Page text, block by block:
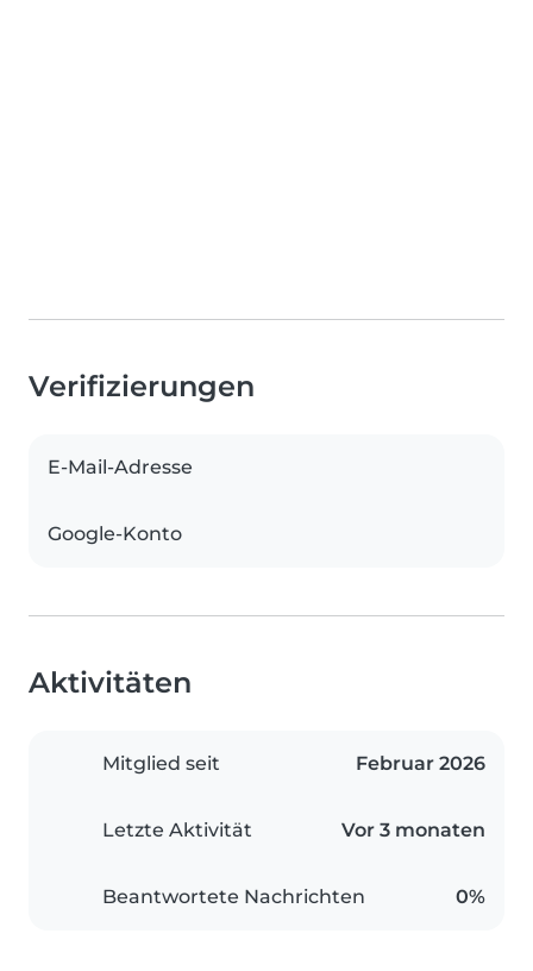
Verifizierungen
E-Mail-Adresse
Google-Konto
Aktivitäten
Mitglied seit Februar 2026
Letzte Aktivität Vor 3 monaten
Beantwortete Nachrichten 0%